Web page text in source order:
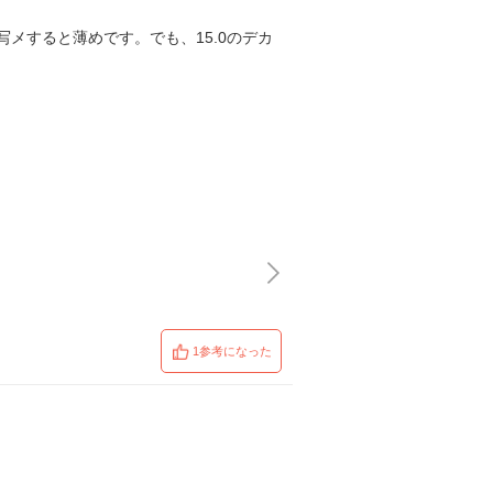
メすると薄めです。でも、15.0のデカ
1参考になった